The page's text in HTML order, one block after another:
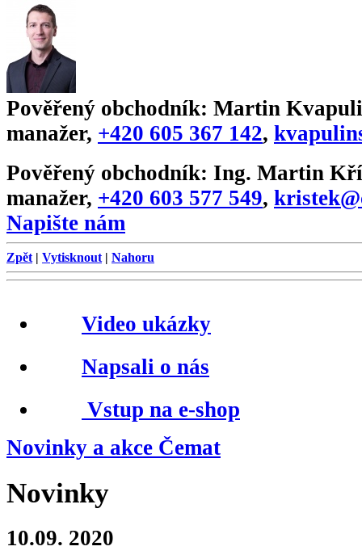
Pověřený obchodník: Martin
manažer, +420 605 367 142,
Pověřený obchodník: Ing. Martin
manažer, +420 603 577 549,
Napište nám
Zpět | Vytisknout | Nahoru
Video ukázky
Napsali o nás
Vstup na e-shop
Novinky a akce Čemat
Novinky
10.09. 2020